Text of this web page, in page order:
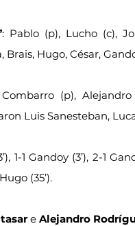
: Pablo (p), Lucho (c),
Hugo, César,
(p),
Luis Sanesteban,
1-1 Gandoy (3’), 2-1
(35’).
e Alejandro